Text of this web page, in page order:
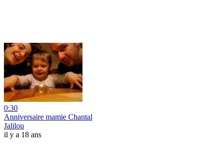
0:30
Anniversaire mamie Chantal
Jalilou
il y a 18 ans